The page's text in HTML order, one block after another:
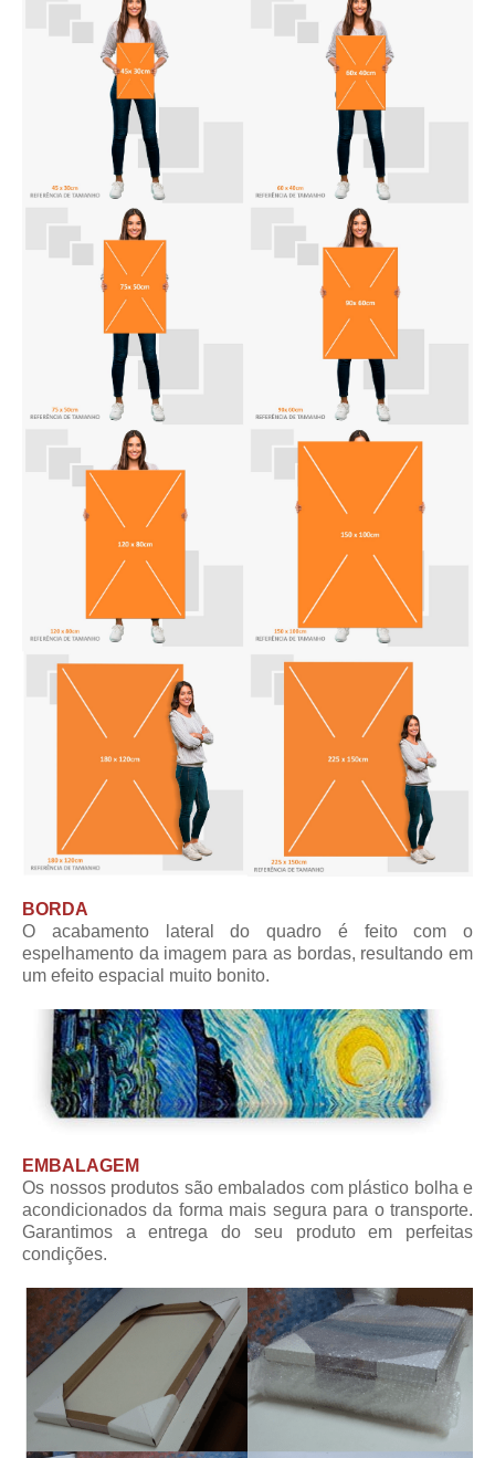
BORDA
O acabamento lateral do quadro é feito com o
espelhamento da imagem para as bordas, resultando em
um efeito espacial muito bonito.
EMBALAGEM
Os nossos produtos são embalados com plástico bolha e
acondicionados da forma mais segura para o transporte.
Garantimos a entrega do seu produto em perfeitas
condições.